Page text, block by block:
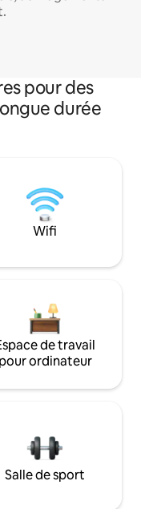
pour des
durée
Wifi
de travail
pour ordinateur
Salle de sport